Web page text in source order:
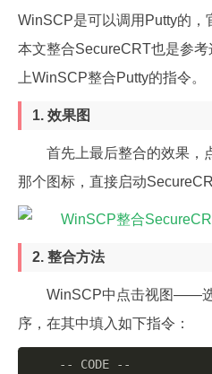
WinSCP是可以调用Putty的，
本文整合SecureCRT也是参
上WinSCP整合Putty的指令。
1. 效果图
首先上最后整合的效果，
那个图标，直接启动
2. 整合方法
WinSCP中点击视图
序，在其中填入如下指令：